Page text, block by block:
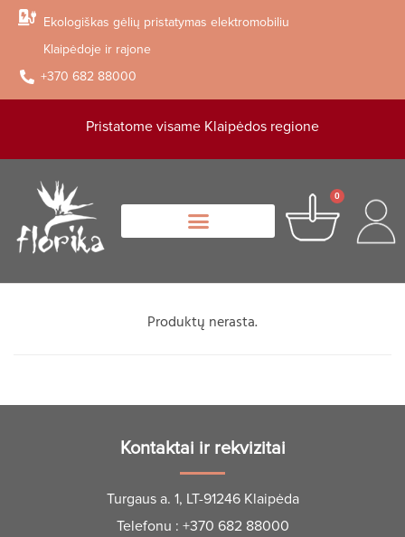
Ekologiškas gėlių pristatymas elektromobiliu
Klaipėdoje ir rajone
+370 682 88000
Pristatome visame Klaipėdos regione
0
Produktų nerasta.
Kontaktai ir rekvizitai
Turgaus a. 1, LT-91246 Klaipėda
Telefonu : +370 682 88000